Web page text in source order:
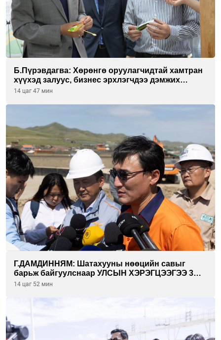
Б.Пүрэвдагва: Хөрөнгө оруулагчидтай хамтран
хүүхэд залуус, бизнес эрхлэгчдээ дэмжих
инкубатор төвүүдийг хотын захын
14 цаг 47 мин
Г.ДАМДИННЯМ: Шатахууны нөөцийн савыг
барьж байгуулснаар УЛСЫН ХЭРЭГЦЭЭГЭЭ 3
САРААР НӨӨЦЛӨДӨГ болно
14 цаг 52 мин